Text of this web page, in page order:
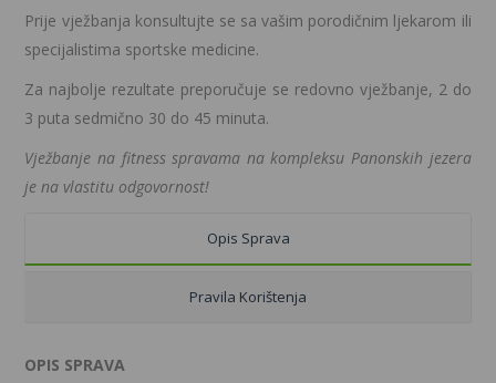
Prije vježbanja konsultujte se sa vašim porodičnim ljekarom ili
specijalistima sportske medicine.
Za najbolje rezultate preporučuje se redovno vježbanje, 2 do
3 puta sedmično 30 do 45 minuta.
Vježbanje na fitness spravama na kompleksu Panonskih jezera
je na vlastitu odgovornost!
Opis Sprava
Pravila Korištenja
OPIS SPRAVA